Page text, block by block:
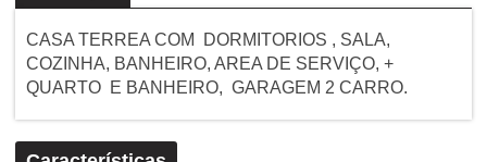
CASA TERREA COM DORMITORIOS , SALA,
COZINHA, BANHEIRO, AREA DE SERVIÇO, +
QUARTO E BANHEIRO, GARAGEM 2 CARRO.